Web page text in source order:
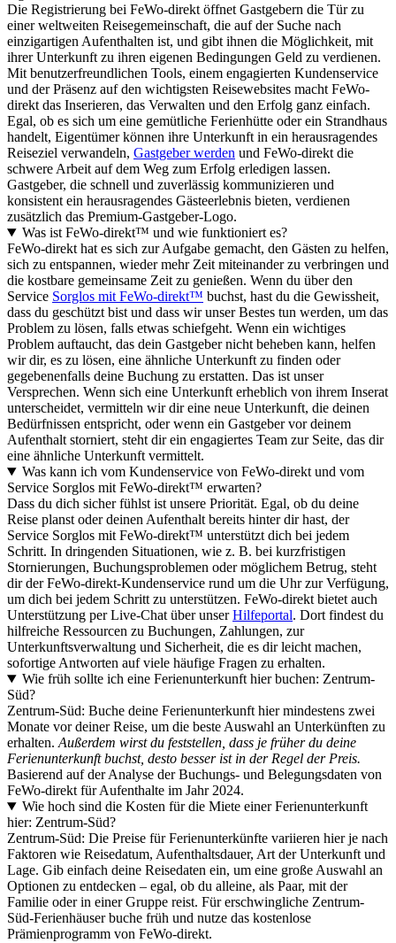
Die Registrierung bei FeWo-direkt öffnet Gastgebern die Tür zu
einer weltweiten Reisegemeinschaft, die auf der Suche nach
einzigartigen Aufenthalten ist, und gibt ihnen die Möglichkeit, mit
ihrer Unterkunft zu ihren eigenen Bedingungen Geld zu verdienen.
Mit benutzerfreundlichen Tools, einem engagierten Kundenservice
und der Präsenz auf den wichtigsten Reisewebsites macht FeWo-
direkt das Inserieren, das Verwalten und den Erfolg ganz einfach.
Egal, ob es sich um eine gemütliche Ferienhütte oder ein Strandhaus
handelt, Eigentümer können ihre Unterkunft in ein herausragendes
Reiseziel verwandeln, Gastgeber werden und FeWo-direkt die
schwere Arbeit auf dem Weg zum Erfolg erledigen lassen.
Gastgeber, die schnell und zuverlässig kommunizieren und
konsistent ein herausragendes Gästeerlebnis bieten, verdienen
zusätzlich das Premium-Gastgeber-Logo.
Was ist FeWo-direkt™ und wie funktioniert es?
FeWo-direkt hat es sich zur Aufgabe gemacht, den Gästen zu helfen,
sich zu entspannen, wieder mehr Zeit miteinander zu verbringen und
die kostbare gemeinsame Zeit zu genießen. Wenn du über den
Service Sorglos mit FeWo-direkt™ buchst, hast du die Gewissheit,
dass du geschützt bist und dass wir unser Bestes tun werden, um das
Problem zu lösen, falls etwas schiefgeht. Wenn ein wichtiges
Problem auftaucht, das dein Gastgeber nicht beheben kann, helfen
wir dir, es zu lösen, eine ähnliche Unterkunft zu finden oder
gegebenenfalls deine Buchung zu erstatten. Das ist unser
Versprechen. Wenn sich eine Unterkunft erheblich von ihrem Inserat
unterscheidet, vermitteln wir dir eine neue Unterkunft, die deinen
Bedürfnissen entspricht, oder wenn ein Gastgeber vor deinem
Aufenthalt storniert, steht dir ein engagiertes Team zur Seite, das dir
eine ähnliche Unterkunft vermittelt.
Was kann ich vom Kundenservice von FeWo-direkt und vom
Service Sorglos mit FeWo-direkt™ erwarten?
Dass du dich sicher fühlst ist unsere Priorität. Egal, ob du deine
Reise planst oder deinen Aufenthalt bereits hinter dir hast, der
Service Sorglos mit FeWo-direkt™ unterstützt dich bei jedem
Schritt. In dringenden Situationen, wie z. B. bei kurzfristigen
Stornierungen, Buchungsproblemen oder möglichem Betrug, steht
dir der FeWo-direkt-Kundenservice rund um die Uhr zur Verfügung,
um dich bei jedem Schritt zu unterstützen. FeWo-direkt bietet auch
Unterstützung per Live-Chat über unserHilfeportal. Dort findest du
hilfreiche Ressourcen zu Buchungen, Zahlungen, zur
Unterkunftsverwaltung und Sicherheit, die es dir leicht machen,
sofortige Antworten auf viele häufige Fragen zu erhalten.
Wie früh sollte ich eine Ferienunterkunft hier buchen: Zentrum-
Süd?
Zentrum-Süd: Buche deine Ferienunterkunft hier mindestens zwei
Monate vor deiner Reise, um die beste Auswahl an Unterkünften zu
erhalten. Außerdem wirst du feststellen, dass je früher du deine
Ferienunterkunft buchst, desto besser ist in der Regel der Preis.
Basierend auf der Analyse der Buchungs- und Belegungsdaten von
FeWo-direkt für Aufenthalte im Jahr 2024.
Wie hoch sind die Kosten für die Miete einer Ferienunterkunft
hier: Zentrum-Süd?
Zentrum-Süd: Die Preise für Ferienunterkünfte variieren hier je nach
Faktoren wie Reisedatum, Aufenthaltsdauer, Art der Unterkunft und
Lage. Gib einfach deine Reisedaten ein, um eine große Auswahl an
Optionen zu entdecken – egal, ob du alleine, als Paar, mit der
Familie oder in einer Gruppe reist. Für erschwingliche Zentrum-
Süd-Ferienhäuser buche früh und nutze das kostenlose
Prämienprogramm von FeWo-direkt.